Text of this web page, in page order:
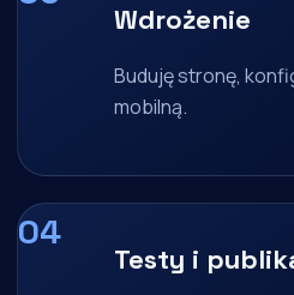
Wdrożenie
Buduję stronę,
mobilną.
Testy i